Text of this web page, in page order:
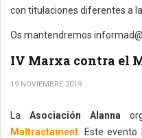
con titulaciones diferentes a la
Os mantendremos
IV Marxa contra el
19 NOVIEMBRE 2019
La Asociación Alanna
Maltractament . Este